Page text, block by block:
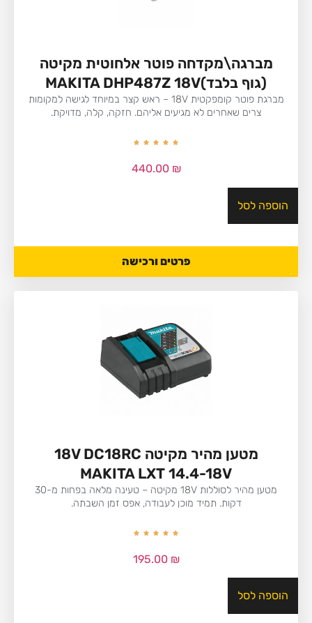
מברגה\מקדחה פוטר אלחוטית מקיטה
(גוף בלבד)MAKITA DHP487Z 18V
מברגת פוטר קומפקטית 18V – ראש קצר במיוחד לגישה למקומות
צרים שאחרים לא מגיעים אליהם. חזקה, קלה, מדויקת.
440.00 ₪
הוספה לסל
פרטים ורכישה
מטען מהיר מקיטה 18V DC18RC
MAKITA LXT 14.4-18V
מטען מהיר לסוללות 18V מקיטה – טעינה מלאה בפחות מ-30
דקות. תמיד מוכן לעבודה, אפס זמן השבתה.
195.00 ₪
הוספה לסל